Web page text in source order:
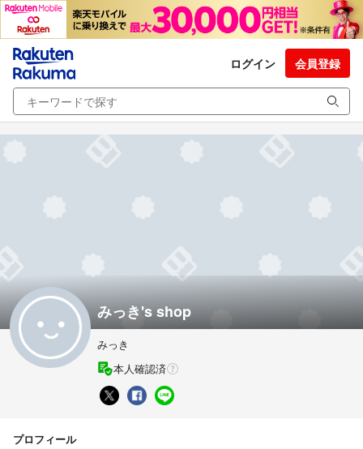
ログイン 会員登録
みっき's shop
みっき
本人確認済
プロフィール